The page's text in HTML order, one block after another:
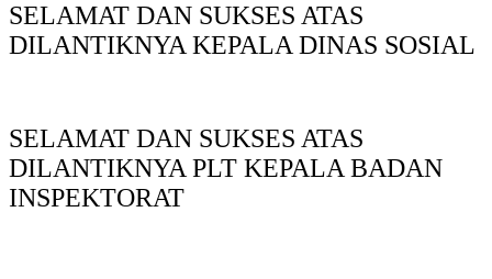
SELAMAT DAN SUKSES ATAS
DILANTIKNYA KEPALA DINAS SOSIAL
SELAMAT DAN SUKSES ATAS
DILANTIKNYA PLT KEPALA BADAN
INSPEKTORAT